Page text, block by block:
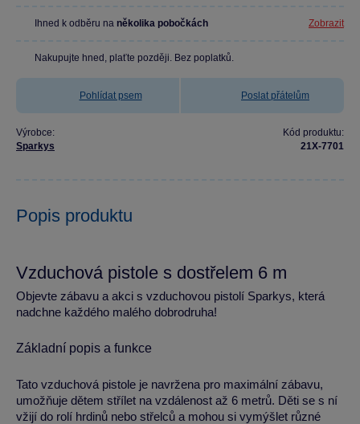
Ihned k odběru na několika pobočkách Zobrazit
Nakupujte hned, plaťte později. Bez poplatků.
Pohlídat psem Poslat přátelům
Výrobce:
Sparkys
Kód produktu:
21X-7701
Popis produktu
Vzduchová pistole s dostřelem 6 m
Objevte zábavu a akci s vzduchovou pistolí Sparkys, která
nadchne každého malého dobrodruha!
Základní popis a funkce
Tato vzduchová pistole je navržena pro maximální zábavu,
umožňuje dětem střílet na vzdálenost až 6 metrů. Děti se s ní
vžijí do rolí hrdinů nebo střelců a mohou si vymýšlet různé